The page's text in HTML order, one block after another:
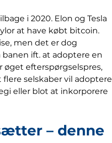
i 2020. Elon og Tesla
at have købt bitcoin.
men det er dog
ift. at adoptere en
øget efterspørgselspres,
selskaber vil adoptere
eller blot at inkorporere
– denne